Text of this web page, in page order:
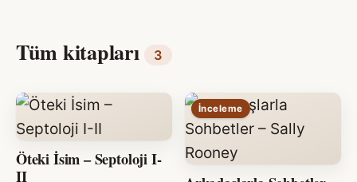
Tüm kitapları 3
Öteki İsim – Septoloji I-
II
İnceleme